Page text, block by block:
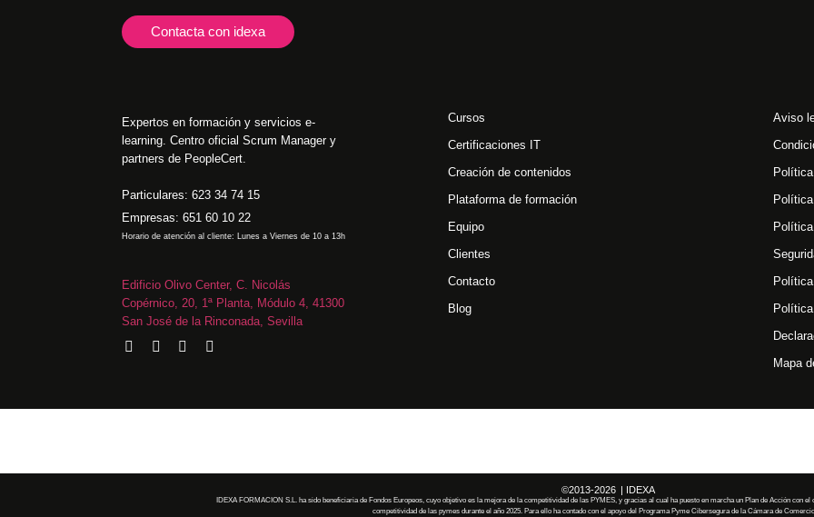
Contacta con idexa
Expertos en formación y servicios e-
learning. Centro oficial Scrum Manager y
partners de PeopleCert.
Particulares: 623 34 74 15
Empresas: 651 60 10 22
Horario de atención al cliente: Lunes a Viernes de 10 a 13h
Edificio Olivo Center, C. Nicolás
Copérnico, 20, 1ª Planta, Módulo 4, 41300
San José de la Rinconada, Sevilla
Cursos
Certificaciones IT
Creación de contenidos
Plataforma de formación
Equipo
Clientes
Contacto
Blog
Aviso
Mapa
©2013-2026 | IDEXA
IDEXA FORMACION S.L. ha sido beneficiaria de Fondos Europeos, cuyo objetivo es la mejora de la competitividad de las PYMES, y gracias al cual ha puesto en marcha un Plan de Acción con
competitividad de las pymes durante el año 2025. Para ello ha contado con el apoyo del Programa Pyme Cibersegura de la Cámara de